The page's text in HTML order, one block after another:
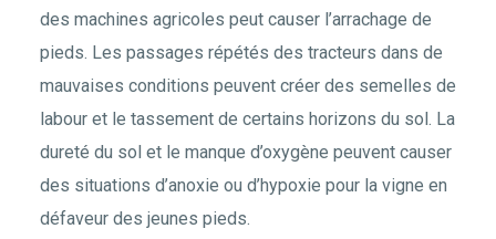
des machines agricoles peut causer l’arrachage de
pieds. Les passages répétés des tracteurs dans de
mauvaises conditions peuvent créer des semelles de
labour et le tassement de certains horizons du sol. La
dureté du sol et le manque d’oxygène peuvent causer
des situations d’anoxie ou d’hypoxie pour la vigne en
défaveur des jeunes pieds.